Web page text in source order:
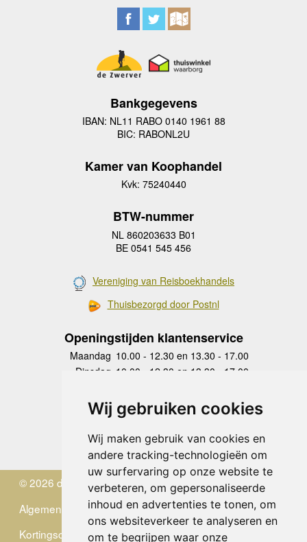
Wij gebruiken cookies
Wij maken gebruik van cookies en
andere tracking-technologieën om
uw surfervaring op onze website te
verbeteren, om gepersonaliseerde
inhoud en advertenties te tonen, om
ons websiteverkeer te analyseren en
om te begrijpen waar onze
Bankgegevens
IBAN: NL11 RABO 0140 1961 88
BIC: RABONL2U
Kamer van Koophandel
Kvk: 75240440
BTW-nummer
NL 860203633 B01
BE 0541 545 456
Vereniging van Reisboekhandels
Thuisbezorgd door Postnl
Openingstijden klantenservice
Maandag 10.00 - 12.30 en 13.30 - 17.00
Dinsdag 10.00 - 12.30 en 13.30 - 17.00
Donderdag
10.00 - 12.30 en 13.30 - 17.00
Vrijdag 10.00 - 12.30 en 13.30 - 17.00
Zaterdag
gesloten
Zondag gesloten
© 2026 de Zwerver
Algemene Voorwaarden
Kortingscode